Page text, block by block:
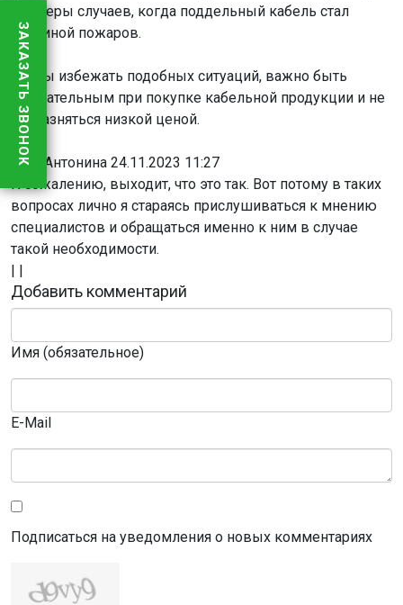
примеры случаев, когда поддельный кабель стал
причиной пожаров.
Чтобы избежать подобных ситуаций, важно быть
внимательным при покупке кабельной продукции и не
соблазняться низкой ценой.
|
+1
Антонина 24.11.2023 11:27
К сожалению, выходит, что это так. Вот потому в таких
вопросах лично я стараясь прислушиваться к мнению
специалистов и обращаться именно к ним в случае
такой необходимости.
Добавить комментарий
Имя (обязательное)
E-Mail
Подписаться на уведомления о новых комментариях
ЗАКАЗАТЬ ЗВОНОК